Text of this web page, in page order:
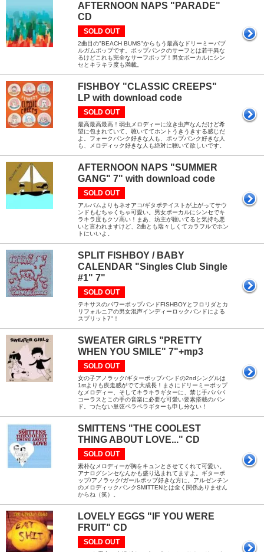
AFTERNOON NAPS "PARADE"
CD
SOLD OUT
2曲目の"BEACH BUMS"からもう最高なドリーミーバブ
ルガムポップです。ポップパンクのサーフとは若干異な
るけどこれも完全なサーフポップ！男女ボーカルにシン
セとキラキラ度も満載。
FISHBOY "CLASSIC CREEPS"
LP with download code
SOLD OUT
最高最高最高！弱虫メロディーに泣き虫声なんだけど希
望に包まれていて、聴いててホントうきうきする感じだ
よ。フォークパンク好きな人も、ポップパンク好きな人
も、メロディック好きな人も絶対に聴いて欲しいです。
AFTERNOON NAPS "SUMMER
GANG" 7" with download code
SOLD OUT
アルバムよりもネオアコ/ギタポテイストが上がってサウ
ンドもむちゃくちゃ可愛い。男女ボーカルにシンセでキ
ラキラ度もクソ高い！まあ、坊主が聴いてると気持ち悪
いと言われますけど、2曲とも瑞々しくてカラフルでホン
トにいいよ。
SPLIT FISHBOY / BABY
CALENDAR "Singles Club Single
#1" 7"
SOLD OUT
テキサスのパワーポップバンドFISHBOYとフロリダとカ
リフォルニアの男女混声インディーロックバンドによる
スプリット7"！
SWEATER GIRLS "PRETTY
WHEN YOU SMILE" 7"+mp3
SOLD OUT
女の子アノラック/ギターポップバンドの2ndシングルは
1stよりも疾走感がでて大成長！まさにドリーミーポップ
なメロディー、そしてキラキラギターに、禁じ手パパパ
コーラスとこの手の音楽に必要な可愛い要素搭載のバン
ド。つたない単弦ペラペラギターも申し分ない！
SMITTENS "THE COOLEST
THING ABOUT LOVE..." CD
SOLD OUT
素朴なメロディーが胸をキュンとさせてくれて可愛い。
アナログシンセなんかも盛り込まれてますよ。ギターポ
ップ/アノラック/ガールポップ好きな方に。アルゼンチン
のメロディックパンクSMITTENとは全く関係ありません
からね（笑）。
LOVELY EGGS "IF YOU WERE
FRUIT" CD
SOLD OUT